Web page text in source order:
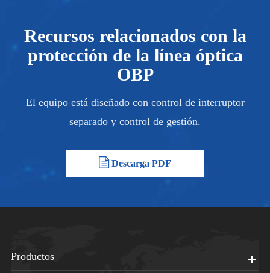
Recursos relacionados con la
protección de la línea óptica
OBP
El equipo está diseñado con control de interruptor
separado y control de gestión.
Descarga PDF
Productos